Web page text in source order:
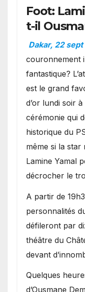
Foot:
t-il
Ballon
Dakar, 22 sept
couronnement
fantastique?
est le grand
d’or lundi soir
cérémonie qui
historique du
même si la star
Lamine Yamal
décrocher le
A partir de
personnalités
défileront par
théâtre du
devant
Quelques
d’Ousmane